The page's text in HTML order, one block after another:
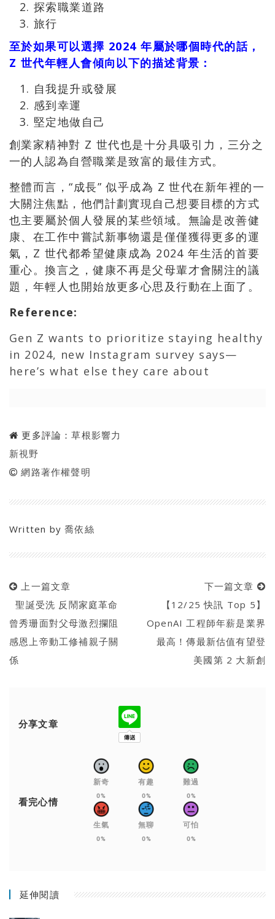
探索職業道路
旅行
至於如果可以選擇 2024 年屬於哪個時代的話，
Z 世代年輕人會傾向以下的描述背景：
自我提升或發展
感到幸運
堅定地做自己
創業家精神對 Z 世代也是十分具吸引力，三分之
一的人認為自營職業是致富的最佳方式。
整體而言，“成長” 似乎成為 Z 世代在新年裡的一
大關注焦點，他們計劃實現自己想要目標的方式
也主要屬於個人發展的某些領域。無論是改善健
康、在工作中嘗試新事物還是僅僅獲得更多的運
氣，Z 世代都希望健康成為 2024 年生活的首要
重心。換言之，健康不再是父母輩才會關注的議
題，年輕人也開始放更多心思及行動在上面了。
Reference:
Gen Z wants to prioritize staying healthy
in 2024, new Instagram survey says—
here’s what else they care about
更多評論：草根影響力
新視野
網路著作權聲明
Written by喬依絲
上一篇文章
聖誕受洗 反鬧家庭革命
曾秀珊面對父母激烈攔阻
感恩上帝動工修補親子關
係
下一篇文章
【12/25 快訊 Top 5】
OpenAI 工程師年薪是業界
最高！傳最新估值有望登
美國第 2 大新創
分享文章
看完心情
新奇
0%
有趣
0%
難過
0%
生氣
0%
無聊
0%
可怕
0%
延伸閱讀